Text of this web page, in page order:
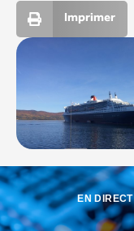
EN DIRECT